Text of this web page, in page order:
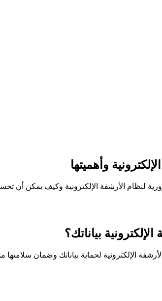
وأهميتها
لنظام الأرشفة الإلكترونية وكيف يمكن أن
بياناتك؟
الإلكترونية لحماية بياناتك وضمان